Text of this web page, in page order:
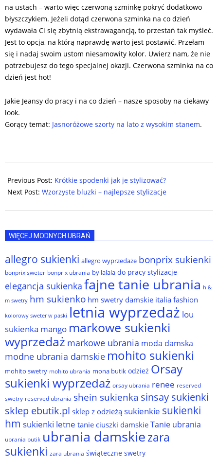
na ustach – warto więc czerwoną szminkę pokryć dodatkowo
błyszczykiem. Jeżeli dotąd czerwona szminka na co dzień
wydawała Ci się zbytnią ekstrawagancją, to przestań tak myśleć.
Jest to opcja, na którą naprawdę warto jest postawić. Przełam
się i nadaj swoim ustom niesamowity kolor. Uwierz nam, że nie
potrzebujesz do tego specjalnej okazji. Czerwona szminka na co
dzień jest hot!
Jakie Jeansy do pracy i na co dzień – nasze sposoby na ciekawy
look.
Gorący temat: Jasnoróżowe szorty na lato z wysokim stanem.
06-
10
Previous Post: Krótkie spodenki jak je stylizować?
Next Post: Wzorzyste bluzki – najlepsze stylizacje
WIĘCEJ MODNYCH UBRAŃ
allegro sukienki allegro wyprzedaże bonprix sukienki
bonprix sweter bonprix ubrania by lalala do pracy stylizacje
elegancja sukienka fajne tanie ubrania h &
m swetry hm sukienko hm swetry damskie italia fashion
kolorowy sweter w paski letnia wyprzedaż lou
sukienka mango markowe sukienki
wyprzedaż markowe ubrania moda damska
modne ubrania damskie mohito sukienki
mohito swetry mohito ubrania mona butik odzież Orsay
sukienki wyprzedaż orsay ubrania renee reserved
swetry reserved ubrania shein sukienka sinsay sukienki
sklep ebutik.pl sklep z odzieżą sukienkie sukienki
hm sukienki letne tanie ciuszki damskie Tanie ubrania
ubrania butik ubrania damskiezara
sukienki zara ubrania świąteczne swetry